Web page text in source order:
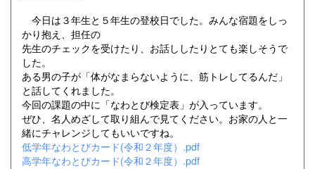
今日は３年生と５年生の登校日でした。みんな宿題をしっ
かり抱え、担任の
先生のチェックを受けたり、お話ししたりとても楽しそうで
した。
ある男の子が「体がなまらないように、筋トレしてるんだ」
と話してくれました。
今回の課題の中に「なわとび検定表」が入っています。
ぜひ、名人めざして取り組んで見てください。お家の人と一
緒にチャレンジしてもいいですね。
低学年なわとびカード(令和２年度）.pdf
高学年なわとびカード(令和２年度）.pdf